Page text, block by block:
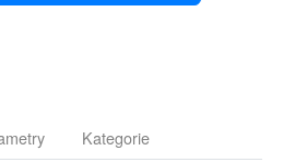
Kategorie